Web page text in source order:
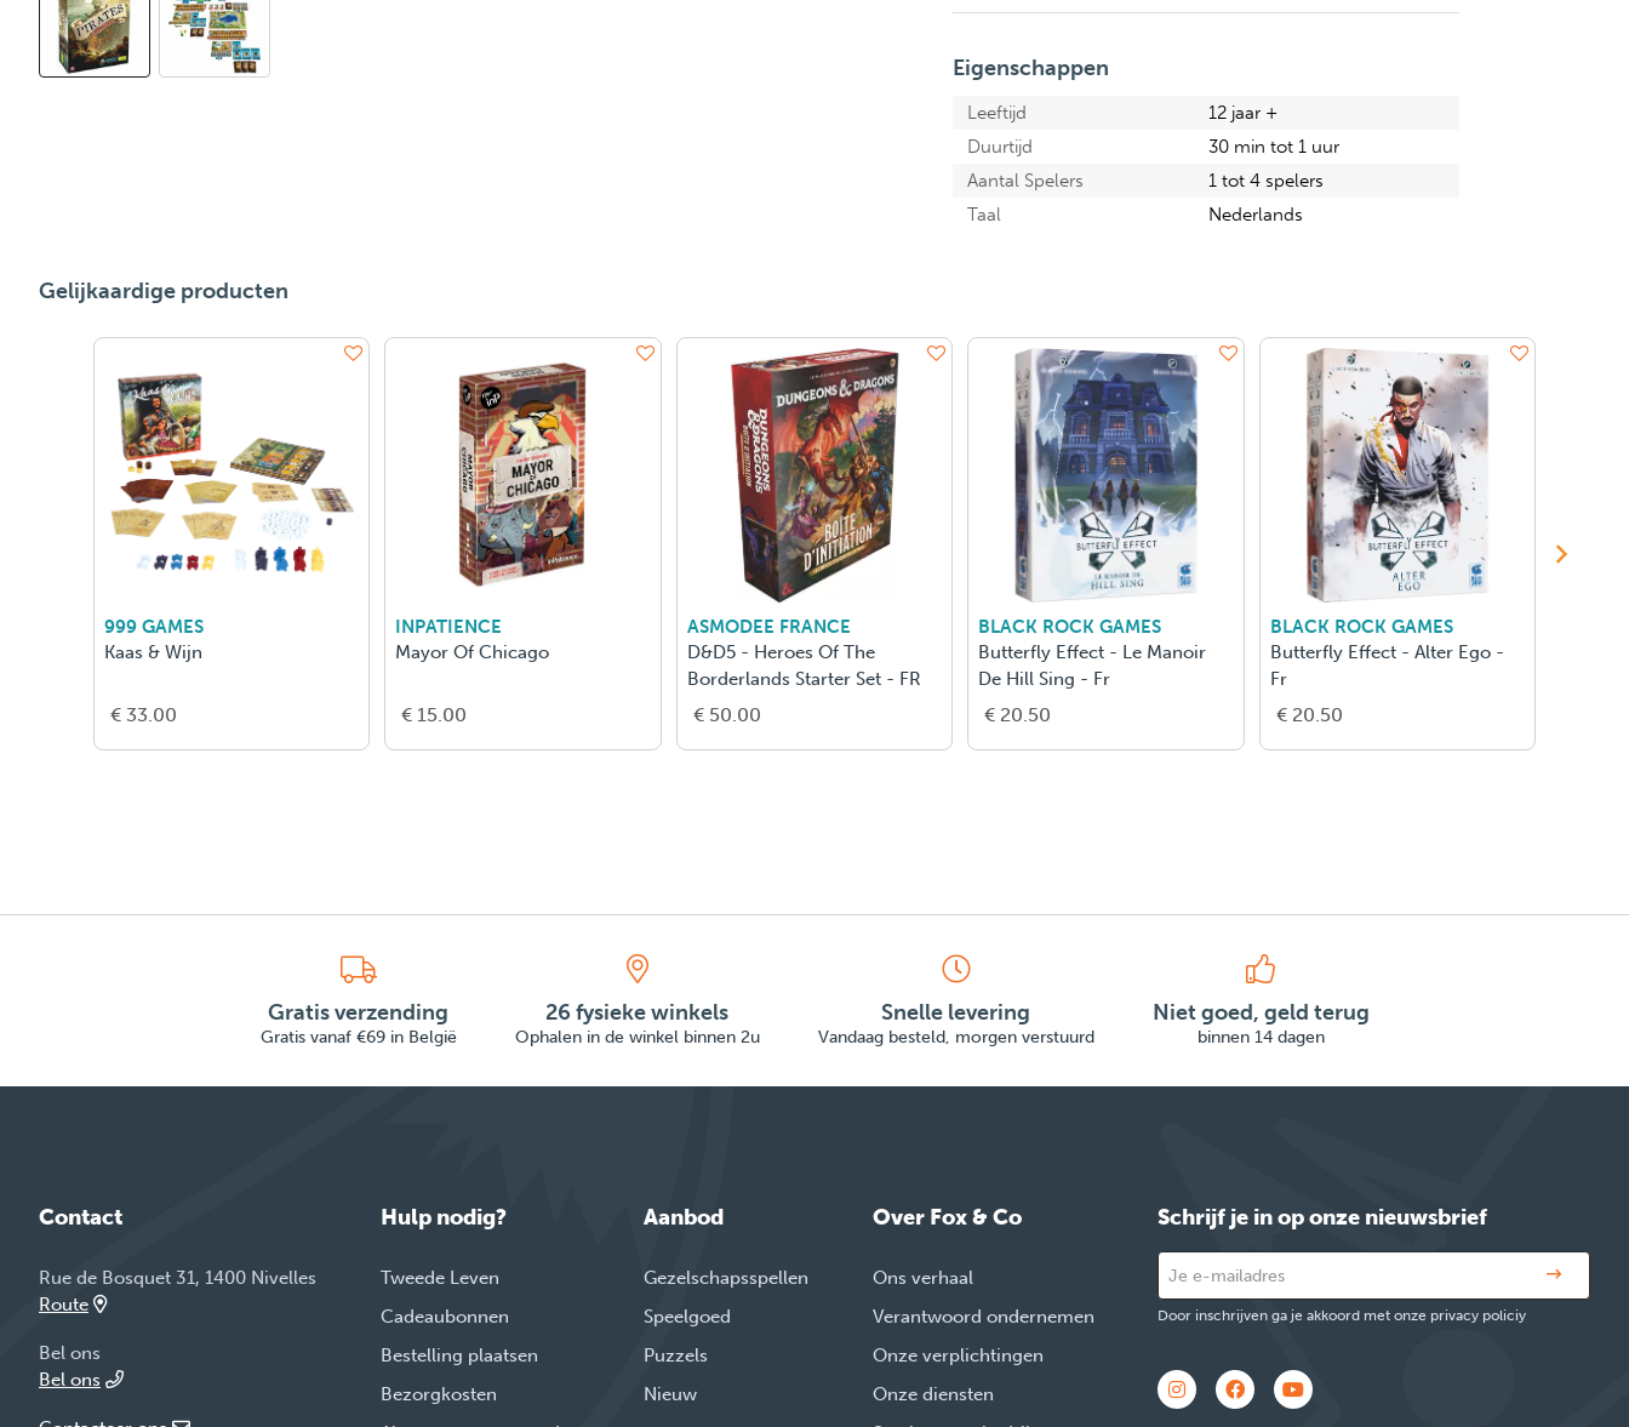
Eigenschappen
Leeftijd
12 jaar +
Duurtijd
30 min tot 1 uur
Aantal Spelers
1 tot 4 spelers
Taal
Nederlands
Gelijkaardige producten
999 GAMES
Kaas & Wijn
€ 33.00
INPATIENCE
Mayor Of Chicago
€ 15.00
ASMODEE FRANCE
D&D5 - Heroes Of The
Borderlands Starter Set - FR
€ 50.00
BLACK ROCK GAMES
Butterfly Effect - Le Manoir
De Hill Sing - Fr
€ 20.50
BLACK ROCK GAMES
Butterfly Effect - Alter Ego -
Fr
€ 20.50
Gratis verzending
Gratis vanaf €69 in België
26 fysieke winkels
Ophalen in de winkel binnen 2u
Snelle levering
Vandaag besteld, morgen verstuurd
Niet goed, geld terug
binnen 14 dagen
Contact
Rue de Bosquet 31, 1400 Nivelles
Route
Bel ons
Bel ons
Hulp nodig?
Tweede Leven
Cadeaubonnen
Bestelling plaatsen
Bezorgkosten
Aanbod
Gezelschapsspellen
Speelgoed
Puzzels
Nieuw
Over Fox & Co
Ons verhaal
Verantwoord ondernemen
Onze verplichtingen
Onze diensten
Schrijf je in op onze nieuwsbrief
Door inschrijven ga je akkoord met onze privacy policiy